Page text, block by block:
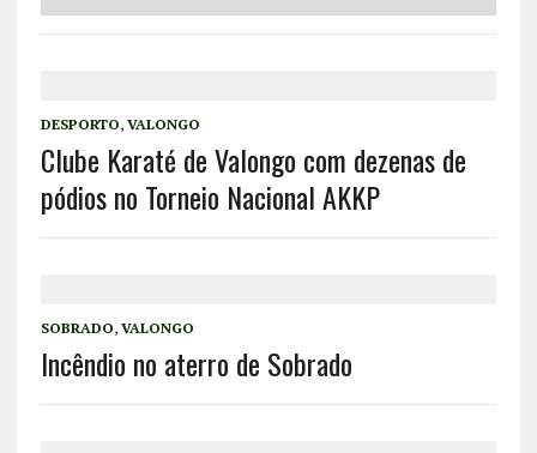
DESPORTO, VALONGO
Clube Karaté de Valongo com dezenas de
pódios no Torneio Nacional AKKP
SOBRADO, VALONGO
Incêndio no aterro de Sobrado